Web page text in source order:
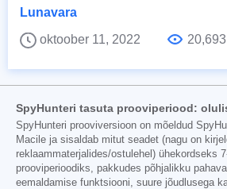
Lunavara
oktoober 11, 2022
20,693
SpyHunteri tasuta prooviperiood:
SpyHunteri prooviversioon on mõeldud
Macile ja sisaldab mitut seadet (nagu on
reklaammaterjalides/ostulehel) ühekordseks
prooviperioodiks, pakkudes põhjalikku
eemaldamise funktsiooni, suure jõudlusega